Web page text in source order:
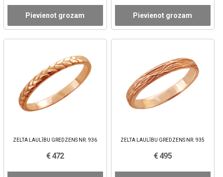
Pievienot grozam Pievienot grozam
ZELTA LAULĪBU GREDZENS NR. 936
€ 472
ZELTA LAULĪBU GREDZENS NR. 935
€ 495